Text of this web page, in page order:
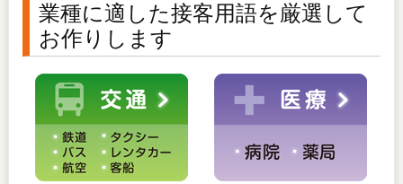
業種に適した接客用語を厳選して
お作りします